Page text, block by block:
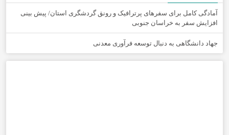
آمادگی کامل برای سفرهای پرترافیک و رونق گردشگری استان/ پیش بینی
افزایش سفر به خراسان جنوبی
جهاد دانشگاهی به دنبال توسعه فرآوری معدنی